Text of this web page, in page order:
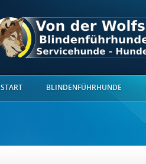
START BLINDENFÜHRHUNDE